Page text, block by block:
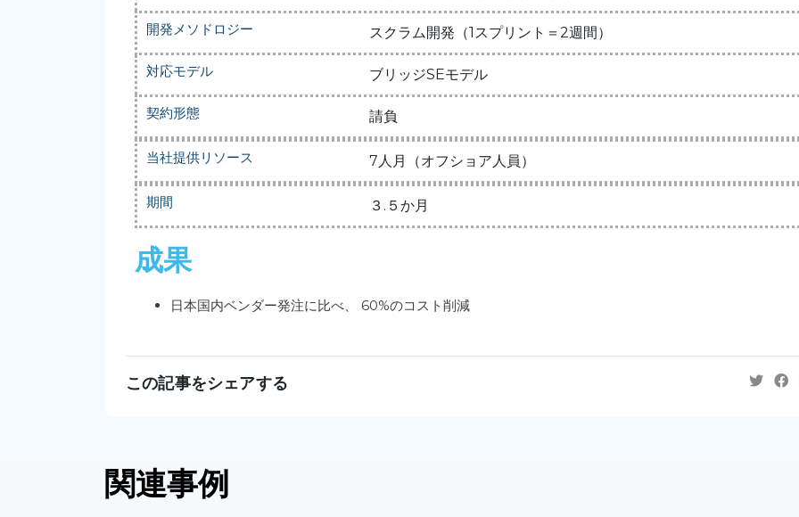
開発メソドロジー スクラム開発（1スプリント＝2週間）
対応モデル ブリッジSEモデル
契約形態 請負
当社提供リソース 7人月（オフショア人員）
期間 ３.５か月
成果
日本国内ベンダー発注に比べ、 60%のコスト削減
この記事をシェアする
関連事例